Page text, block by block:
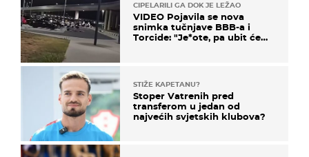
CIPELARILI GA DOK JE LEŽAO
VIDEO Pojavila se nova
snimka tučnjave BBB-a i
Torcide: "Je*ote, pa ubit će
STIŽE KAPETANU?
Stoper Vatrenih pred
transferom u jedan od
najvećih svjetskih klubova?